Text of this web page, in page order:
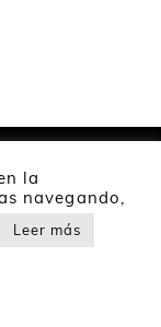
cookies
la
navegando,
Leer más